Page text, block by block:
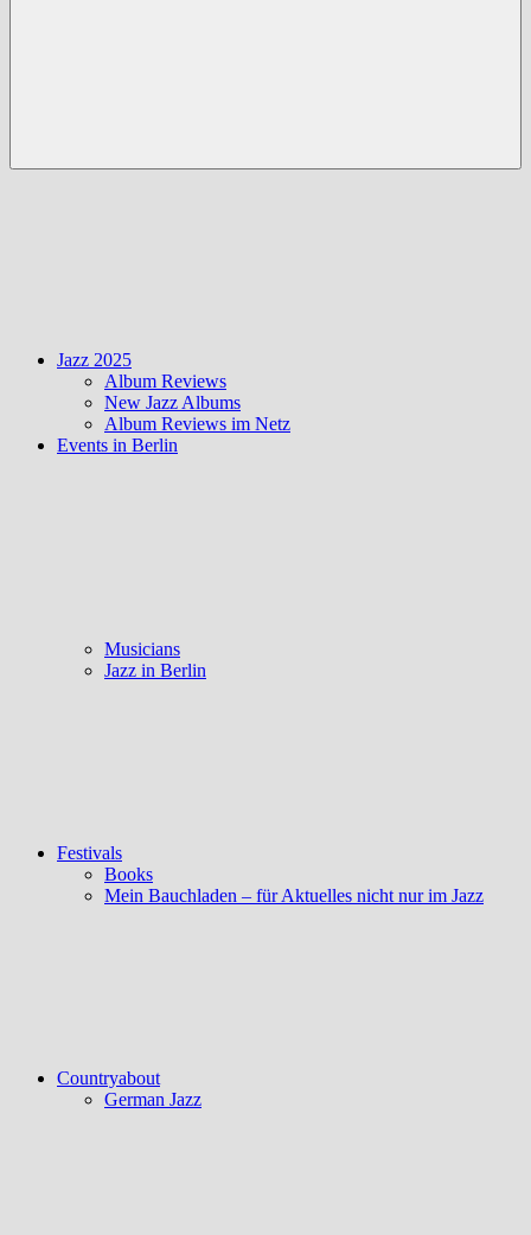
Jazz 2025
Album Reviews
New Jazz Albums
Album Reviews im Netz
Events in Berlin
Musicians
Jazz in Berlin
Festivals
Books
Mein Bauchladen – für Aktuelles nicht nur im Jazz
Countryabout
German Jazz